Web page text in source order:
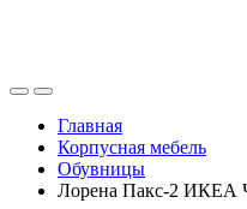
Главная
Корпусная мебель
Обувницы
Лорена Пакс-2 ИКЕА